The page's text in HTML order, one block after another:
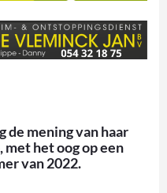
de mening van haar
het oog op een
van 2022.